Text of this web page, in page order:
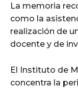
La memoria
como la
realización de
docente y de
El Instituto de
concentra la